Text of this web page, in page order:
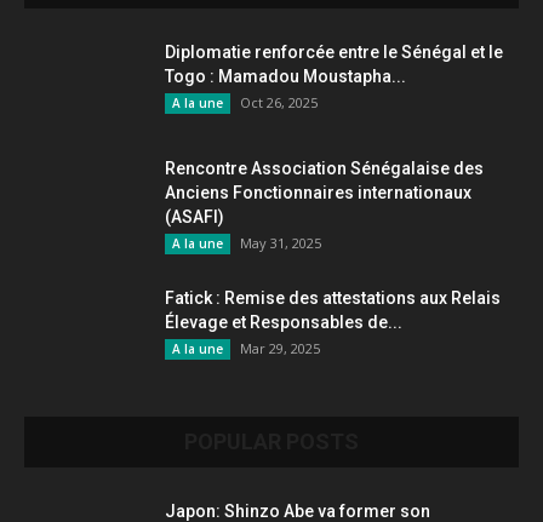
Diplomatie renforcée entre le Sénégal et le
Togo : Mamadou Moustapha...
A la une Oct 26, 2025
Rencontre Association Sénégalaise des
Anciens Fonctionnaires internationaux
(ASAFI)
A la une May 31, 2025
Fatick : Remise des attestations aux Relais
Élevage et Responsables de...
A la une Mar 29, 2025
Japon: Shinzo Abe va former son